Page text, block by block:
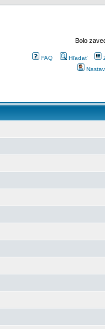
Bolo
FAQ Hľadať